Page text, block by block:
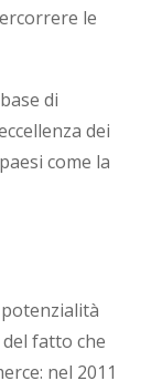
le
di
dei
come la
fatto che
nel 2011